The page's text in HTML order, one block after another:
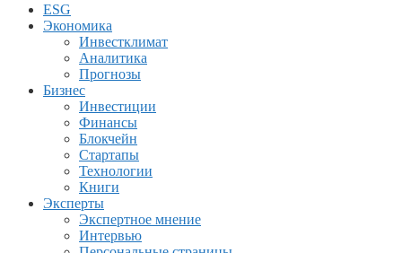
ESG
Экономика
Инвестклимат
Аналитика
Прогнозы
Бизнес
Инвестиции
Финансы
Блокчейн
Стартапы
Технологии
Книги
Эксперты
Экспертное мнение
Интервью